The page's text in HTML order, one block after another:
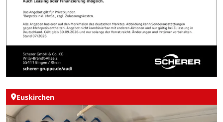
Euskirchen